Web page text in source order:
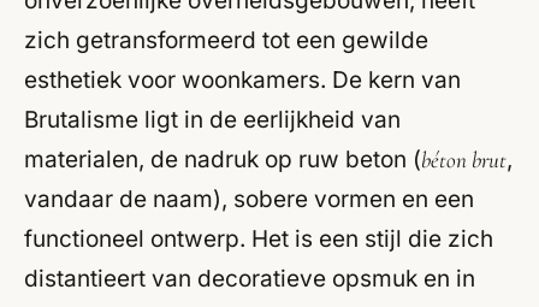
zich getransformeerd tot een gewilde
esthetiek voor woonkamers. De kern van
Brutalisme ligt in de eerlijkheid van
materialen, de nadruk op ruw beton (béton brut,
vandaar de naam), sobere vormen en een
functioneel ontwerp. Het is een stijl die zich
distantieert van decoratieve opsmuk en in